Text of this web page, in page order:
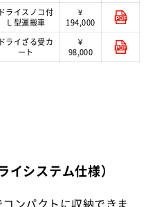
ドライスノコ付
Ｌ型運搬車
¥
194,000
ドライざる受カ
ート
¥
98,000
システム仕様）